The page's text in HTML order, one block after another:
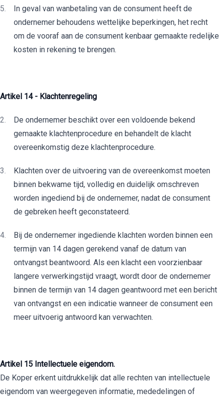
In geval van wanbetaling van de consument heeft de
ondernemer behoudens wettelijke beperkingen, het recht
om de vooraf aan de consument kenbaar gemaakte redelijke
kosten in rekening te brengen.
Artikel 14 - Klachtenregeling
De ondernemer beschikt over een voldoende bekend
gemaakte klachtenprocedure en behandelt de klacht
overeenkomstig deze klachtenprocedure.
Klachten over de uitvoering van de overeenkomst moeten
binnen bekwame tijd, volledig en duidelijk omschreven
worden ingediend bij de ondernemer, nadat de consument
de gebreken heeft geconstateerd.
Bij de ondernemer ingediende klachten worden binnen een
termijn van 14 dagen gerekend vanaf de datum van
ontvangst beantwoord. Als een klacht een voorzienbaar
langere verwerkingstijd vraagt, wordt door de ondernemer
binnen de termijn van 14 dagen geantwoord met een bericht
van ontvangst en een indicatie wanneer de consument een
meer uitvoerig antwoord kan verwachten.
Artikel 15 Intellectuele eigendom.
De Koper erkent uitdrukkelijk dat alle rechten van intellectuele
eigendom van weergegeven informatie, mededelingen of